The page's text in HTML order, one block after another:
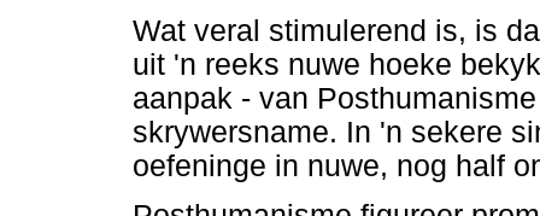
Wat veral stimulerend is, is
uit 'n reeks nuwe hoeke
aanpak - van
skrywersname. In 'n sekere
oefeninge in nuwe, nog half